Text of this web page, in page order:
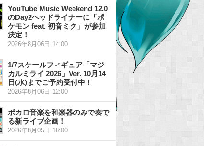
YouTube Music Weekend 12.0
のDay2ヘッドライナーに「ポ
ケモン feat. 初音ミク」が参加
決定！
2026年8月06日 14:00
1/7スケールフィギュア「マジ
カルミライ 2026」Ver. 10月14
日(水)までご予約受付中！
2026年8月06日 12:00
ボカロ音楽を和楽器のみで奏で
る新ライブ企画！
2026年8月05日 18:00